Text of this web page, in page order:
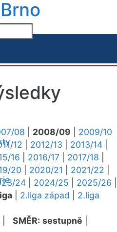
08 2008/09
2009/10
12 2012/13 2013/14
16 2016/17 2017/18
20 2020/21 2021/22
24 2024/25 2025/26
2.liga západ
2.liga
SMĚR: sestupně